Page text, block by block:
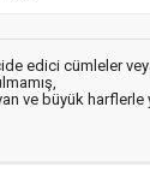
edici cümleler
ve büyük harflerle